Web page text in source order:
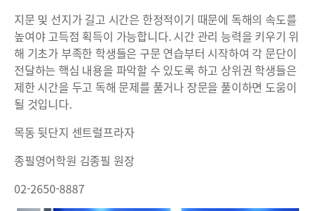
지문 및 선지가 길고 시간은 한정적이기 때문에 독해의 속도를
높여야 고득점 획득이 가능합니다. 시간 관리 능력을 키우기 위
해 기초가 부족한 학생들은 구문 연습부터 시작하여 각 문단이
전달하는 핵심 내용을 파악할 수 있도록 하고 상위권 학생들은
제한 시간을 두고 독해 문제를 풀거나 장문을 풀이하면 도움이
될 것입니다.
목동 뒷단지 센트럴프라자
종필영어학원 김종필 원장
02-2650-8887